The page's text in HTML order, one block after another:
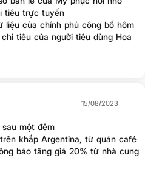
tiêu trực tuyến
liệu của chính phủ công bố hôm
tiêu của người tiêu dùng Hoa
15/08/2023
một đêm
khắp Argentina, từ quán café
báo tăng giá 20% từ nhà cung